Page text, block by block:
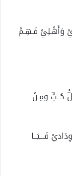
وَأَهْـلِيْ فَـهِـمْ
حُــبٍّ ومِـنْ
فَـــيَــا